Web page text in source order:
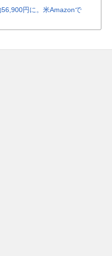
円に。米Amazonで